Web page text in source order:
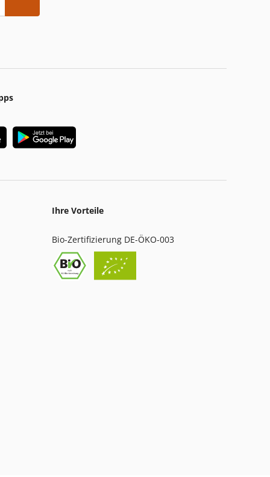
Ihre Vorteile
Bio-Zertifizierung DE-ÖKO-003